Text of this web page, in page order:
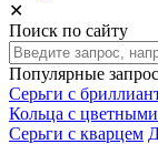
✕
Поиск по сайту
Популярные
Серьги с
Кольца с
Серьги с кварцем